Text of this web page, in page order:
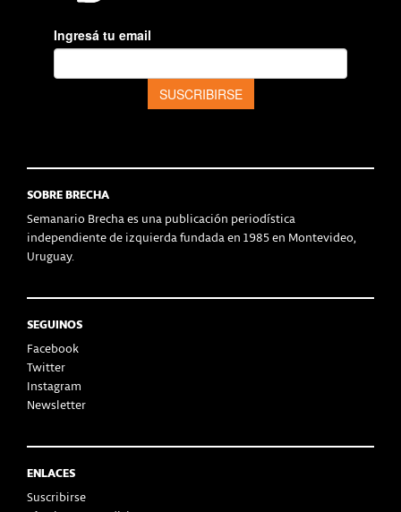
SOBRE BRECHA
Semanario Brecha es una publicación periodística
independiente de izquierda fundada en 1985 en Montevideo,
Uruguay.
SEGUINOS
Facebook
Twitter
Instagram
Newsletter
ENLACES
Suscribirse